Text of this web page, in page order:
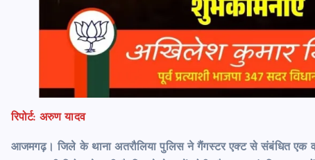
रिपोर्ट: अरुण यादव
आजमगढ़। जिले के थाना अतरौलिया पुलिस ने गैंगस्टर एक्ट से संबंधित एक